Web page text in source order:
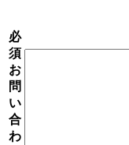
必
須
お
問
い
合
わ